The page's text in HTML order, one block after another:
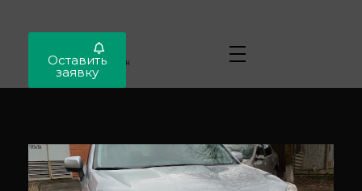
Locar
Автопригон
Оставить
заявку